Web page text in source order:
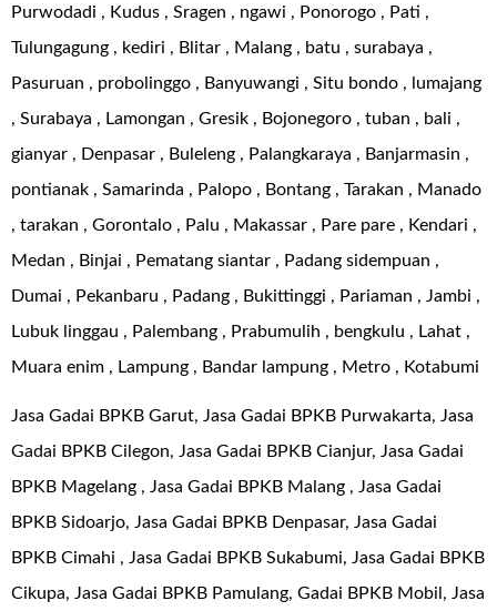
Purwodadi , Kudus , Sragen , ngawi , Ponorogo , Pati ,
Tulungagung , kediri , Blitar , Malang , batu , surabaya ,
Pasuruan , probolinggo , Banyuwangi , Situ bondo , lumajang
, Surabaya , Lamongan , Gresik , Bojonegoro , tuban , bali ,
gianyar , Denpasar , Buleleng , Palangkaraya , Banjarmasin ,
pontianak , Samarinda , Palopo , Bontang , Tarakan , Manado
, tarakan , Gorontalo , Palu , Makassar , Pare pare , Kendari ,
Medan , Binjai , Pematang siantar , Padang sidempuan ,
Dumai , Pekanbaru , Padang , Bukittinggi , Pariaman , Jambi ,
Lubuk linggau , Palembang , Prabumulih , bengkulu , Lahat ,
Muara enim , Lampung , Bandar lampung , Metro , Kotabumi
Jasa Gadai BPKB Garut, Jasa Gadai BPKB Purwakarta, Jasa
Gadai BPKB Cilegon, Jasa Gadai BPKB Cianjur, Jasa Gadai
BPKB Magelang , Jasa Gadai BPKB Malang , Jasa Gadai
BPKB Sidoarjo, Jasa Gadai BPKB Denpasar, Jasa Gadai
BPKB Cimahi , Jasa Gadai BPKB Sukabumi, Jasa Gadai BPKB
Cikupa, Jasa Gadai BPKB Pamulang, Gadai BPKB Mobil, Jasa